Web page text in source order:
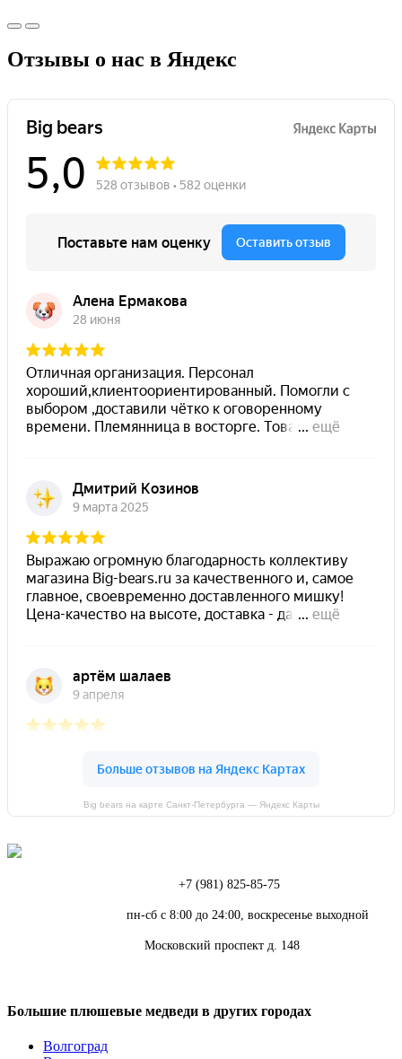
Отзывы о нас в Яндекс
Big bears на карте Санкт‑Петербурга — Яндекс Карты
+7 (981) 825-85-75
пн-сб с 8:00 до 24:00, воскресенье выходной
Московский проспект д. 148
Большие плюшевые медведи в других городах
Волгоград